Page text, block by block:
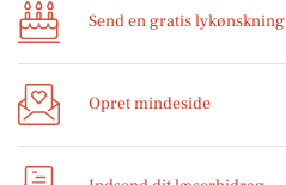
Send en gratis lykønskning
Opret mindeside